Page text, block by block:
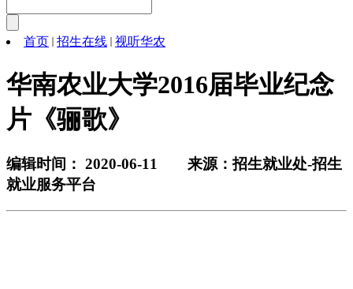
首页 招生在线 视听华农
华南农业大学2016届毕业纪念
片《骊歌》
编辑时间： 2020-06-11 来源：招生就业处-招生
就业服务平台